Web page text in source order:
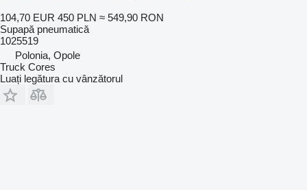
104,70 EUR 450 PLN ≈ 549,90 RON
Supapă pneumatică
1025519
Polonia, Opole
Truck Cores
Luați legătura cu vânzătorul